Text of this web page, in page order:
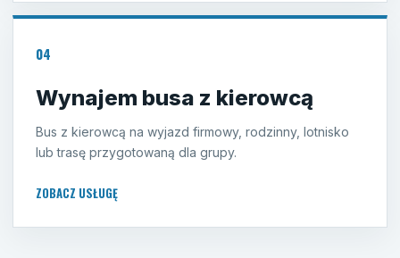
04
Wynajem busa z kierowcą
Bus z kierowcą na wyjazd firmowy, rodzinny, lotnisko
lub trasę przygotowaną dla grupy.
ZOBACZ USŁUGĘ